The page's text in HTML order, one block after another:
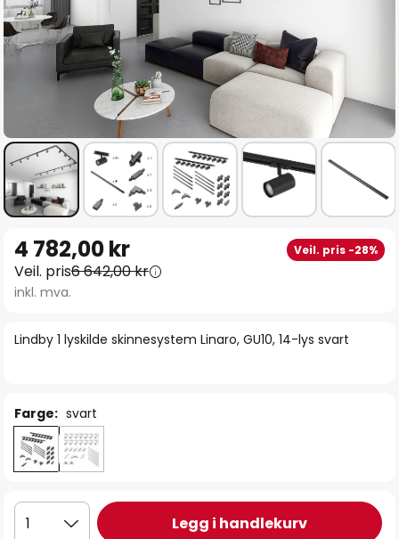
begynnelsen
av
Lindby 1 lyskilde skinnesystem Linaro, GU10, 14-lys svart
4 782,00 kr Veil. pris -28%
Veil. pris6 642,00 kr
inkl. mva.
Farge: svart
1 Legg i handlekurv